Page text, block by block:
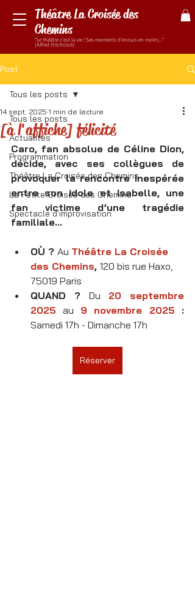
Théâtre La Croisée des
Chemins
"Le théâtre c'est la vie ! Ses moments d'ennuis en moins..."
(Alfred Hitchcock)
Post
Tous les posts
Actualités
Programmation
Théâtre La Croisée des Chemins
La Petite Croisée des Chemins
Spectacle d'improvisation
Tous les posts
[à l'affiche] félicité
14 sept. 2025 1 min de lecture
Caro, fan absolue de Céline Dion,
décide, avec ses collègues de
provoquer la rencontre inespérée
entre son idole et Isabelle, une
fan victime d’une tragédie
familiale...
OÙ ? Au Théâtre La Croisée
des Chemins, 120 bis rue Haxo,
75019 Paris
QUAND ? Du 20 septembre
2025
au 9 novembre 2025
Samedi 17h - Dimanche 17h
Réserver